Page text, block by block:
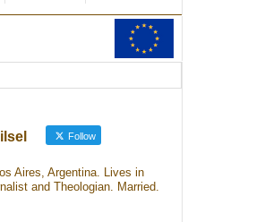
Follow
Aires, Argentina. Lives in
and Theologian. Married.